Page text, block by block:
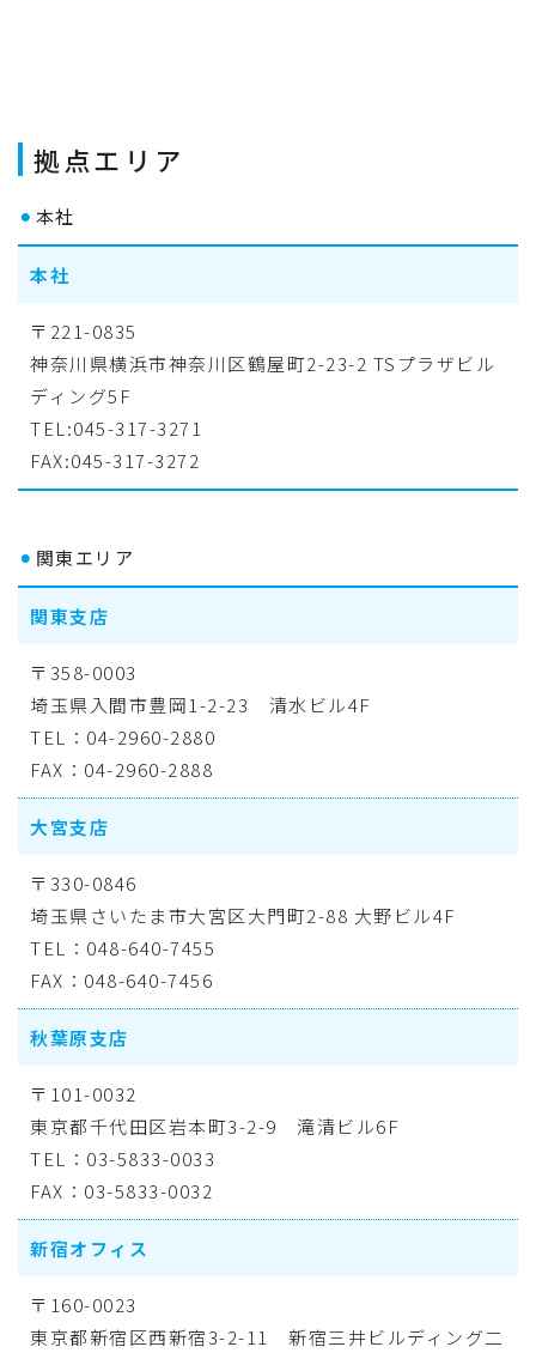
拠点エリア
⚫︎ 本社
本社
〒221-0835
神奈川県横浜市神奈川区鶴屋町2-23-2 TSプラザビル
ディング5F
TEL:045-317-3271
FAX:045-317-3272
⚫︎ 関東エリア
関東支店
〒358-0003
埼玉県入間市豊岡1-2-23 清水ビル4F
TEL：04-2960-2880
FAX：04-2960-2888
大宮支店
〒330-0846
埼玉県さいたま市大宮区大門町2-88 大野ビル4F
TEL：048-640-7455
FAX：048-640-7456
秋葉原支店
〒101-0032
東京都千代田区岩本町3-2-9 滝清ビル6F
TEL：03-5833-0033
FAX：03-5833-0032
新宿オフィス
〒160-0023
東京都新宿区西新宿3-2-11 新宿三井ビルディング二